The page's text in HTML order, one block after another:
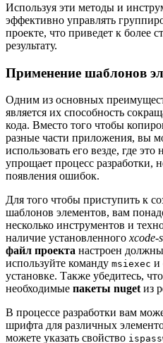
Используя эти методы и
эффективно управлять
проекте, что приведет к более
результату.
Применение шаблонов
Одним из основных
является их способность
кода. Вместо того чтобы
разные части приложения, вы
использовать его везде, где
упрощает процесс разработки,
появления ошибок.
Для того чтобы приступить к
шаблонов элементов, вам
несколько инструментов и
наличие установленного xcode-
файл проекта настроен
используйте команду msiexec и
установке. Также убедитесь,
необходимые пакеты nuget из
В процессе разработки вам
шрифта для различных
можете указать свойство